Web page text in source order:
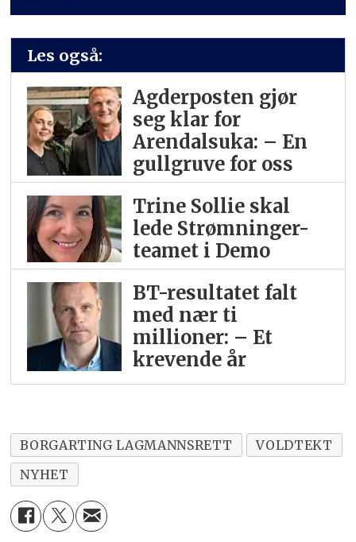
Les også:
Agderposten gjør
seg klar for
Arendalsuka: – En
gullgruve for oss
Trine Sollie skal
lede Strømninger-
teamet i Demo
BT-resultatet falt
med nær ti
millioner: – Et
krevende år
BORGARTING LAGMANNSRETT
VOLDTEKT
NYHET